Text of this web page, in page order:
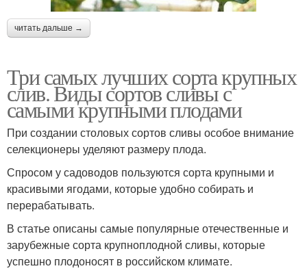
читать дальше →
Три самых лучших сорта крупных
слив. Виды сортов сливы с
самыми крупными плодами
При создании столовых сортов сливы особое внимание
селекционеры уделяют размеру плода.
Спросом у садоводов пользуются сорта крупными и
красивыми ягодами, которые удобно собирать и
перерабатывать.
В статье описаны самые популярные отечественные и
зарубежные сорта крупноплодной сливы, которые
успешно плодоносят в российском климате.